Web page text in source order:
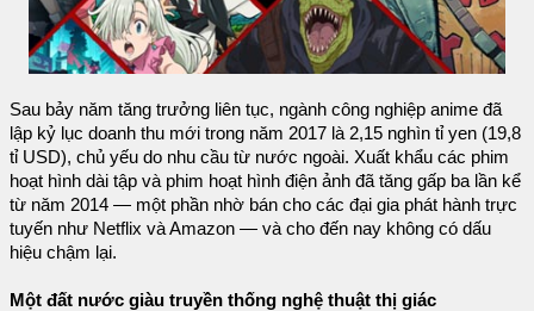
Sau bảy năm tăng trưởng liên tục, ngành công nghiệp anime đã
lập kỷ lục doanh thu mới trong năm 2017 là 2,15 nghìn tỉ yen (19,8
tỉ USD), chủ yếu do nhu cầu từ nước ngoài. Xuất khẩu các phim
hoạt hình dài tập và phim hoạt hình điện ảnh đã tăng gấp ba lần kể
từ năm 2014 — một phần nhờ bán cho các đại gia phát hành trực
tuyến như Netflix và Amazon — và cho đến nay không có dấu
hiệu chậm lại.
Một đất nước giàu truyền thống nghệ thuật thị giác